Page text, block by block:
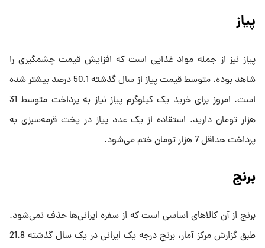
پیاز
پیاز نیز از جمله مواد غذایی است که افزایش قیمت چشمگیری را
شاهد بوده. متوسط قیمت پیاز از سال گذشته 50.1 درصد بیشتر شده
است. امروز برای خرید یک کیلوگرم پیاز نیاز به پرداخت متوسط 31
هزار تومان دارید. استقاده از یک عدد پیاز در پخت قرمه‌سبزی به
پرداخت حداقل 7 هزار تومان ختم می‌شود.
برنج
برنج از آن کالاهای اساسی است که از سفره ایرانی‌ها حذف نمی‌شود.
طبق گزارش مرکز آمار، برنج درجه یک ایرانی در یک سال گذشته 21.8